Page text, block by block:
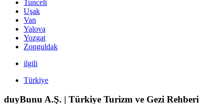
Tunceli
Uşak
Van
Yalova
Yozgat
Zonguldak
ilgili
Türkiye
duyBunu A.Ş. | Türkiye Turizm ve Gezi Rehberi